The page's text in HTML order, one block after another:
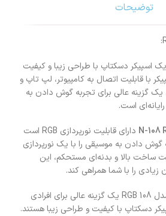
توضیحات
یک اسپیکر دسکتاپ با طراحی زیبا و کیفیت
با قابلیت اتصال به کامپیوتر، لپ تاپ و
گزینه عالی برای تجربه گوش دادن به
است.
دارای قابلیت نورپردازی RGB است
گوش دادن به موسیقی را با یک نورپردازی
ساخت بالا و بدنه‌ای مستحکم، این
را با شما همراهی کند.
در مجموع، اسپیکر آئولا مدل 108 RGB یک گزینه عالی برای افرادی
دسکتاپ با کیفیت و طراحی زیبا هستند.